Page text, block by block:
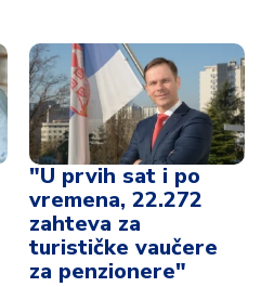
"U prvih sat i po
vremena, 22.272
zahteva za
turističke vaučere
za penzionere"